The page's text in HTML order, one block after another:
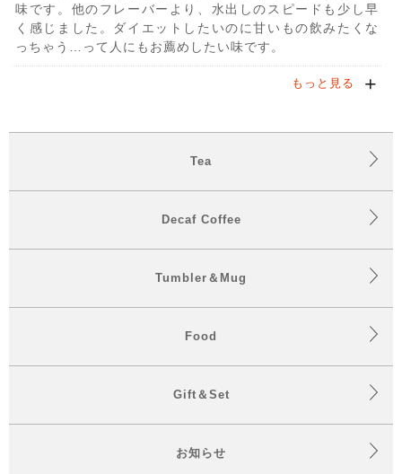
味です。他のフレーバーより、水出しのスピードも少し早
く感じました。ダイエットしたいのに甘いもの飲みたくな
っちゃう…って人にもお薦めしたい味です。
もっと見る
Tea
Decaf Coffee
Tumbler＆Mug
Food
Gift＆Set
お知らせ